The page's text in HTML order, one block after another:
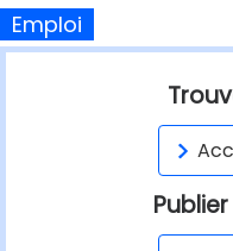
Emploi